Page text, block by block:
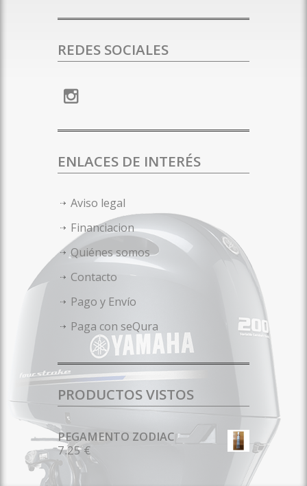
REDES SOCIALES
ENLACES DE INTERÉS
Aviso legal
Financiacion
Quiénes somos
Contacto
Pago y Envío
Paga con seQura
PRODUCTOS VISTOS
PEGAMENTO ZODIAC
7.25 €